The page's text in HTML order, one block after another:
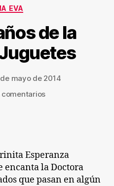
Categorías
EVA
de la
mayo de 2014
comentariosen
Esperanza
encanta la Doctora
que pasan en algún